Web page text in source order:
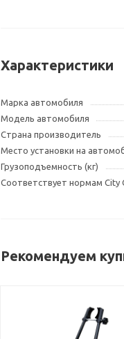
Характеристики
Марка автомобиля
Модель автомобиля
Страна производитель
Место установки на
Грузоподъемность (кг)
Соответствует нормам City
Рекомендуем